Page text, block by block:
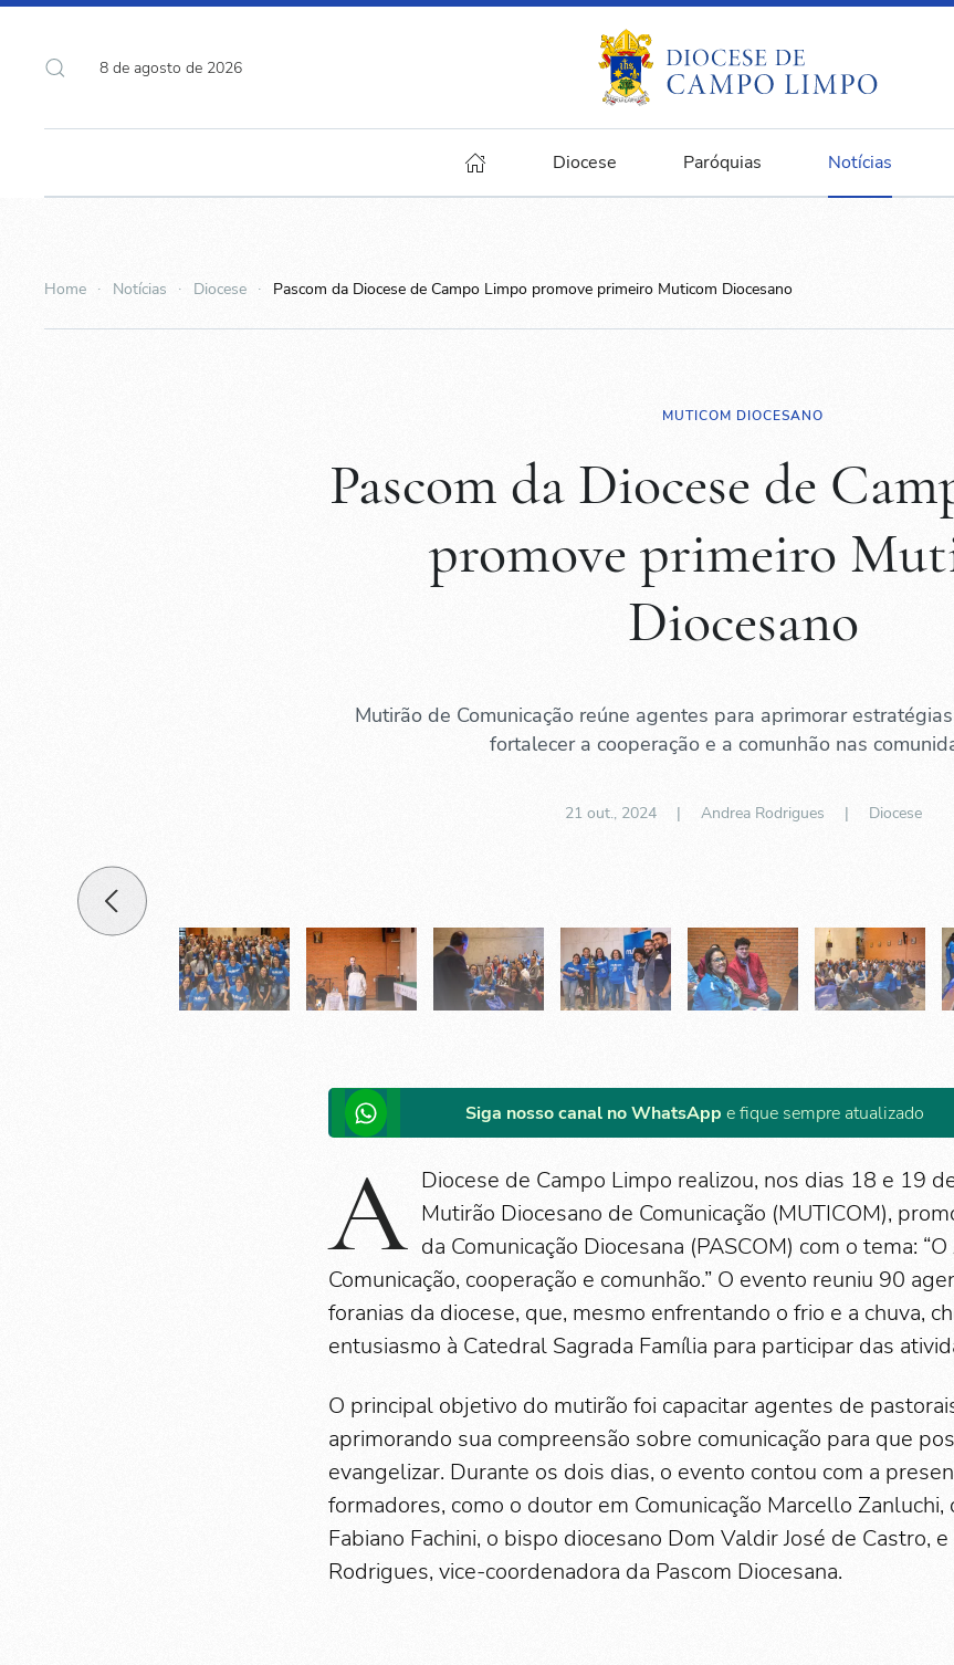
8 de agosto de 2026
Diocese Paróquias Notícias
Home Notícias Diocese Pascom da Diocese de Campo Limpo promove primeiro Muticom Diocesano
MUTICOM DIOCESANO
Pascom da Diocese de
promove primeiro
Diocesano
Mutirão de Comunicação reúne agentes para aprimorar
fortalecer a cooperação e a comunhão nas
21 out., 2024| Andrea Rodrigues | Diocese
Siga nosso canal no WhatsApp e fique sempre atualizado
A Diocese de Campo Limpo realizou, nos dias 18 e 19
Mutirão Diocesano de Comunicação (MUTICOM),
da Comunicação Diocesana (PASCOM) com o tema:
Comunicação, cooperação e comunhão.” O evento reuniu 90
foranias da diocese, que, mesmo enfrentando o frio e a chuva,
entusiasmo à Catedral Sagrada Família para participar das
O principal objetivo do mutirão foi capacitar agentes de
aprimorando sua compreensão sobre comunicação para que
evangelizar. Durante os dois dias, o evento contou com a
formadores, como o doutor em Comunicação Marcello
Fabiano Fachini, o bispo diocesano Dom Valdir José de Castro,
Rodrigues, vice-coordenadora da Pascom Diocesana.